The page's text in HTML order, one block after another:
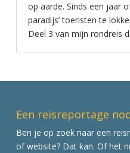
op aarde. Sinds een jaar
paradijs’ toeristen te
Deel 3 van mijn rondreis
Een reisreportage
Ben je op zoek naar een
of website? Dat kan. Of het